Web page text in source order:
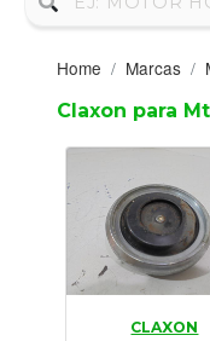
Nuevo
Neumáticos
Campa
Motores
Nuevos
Motores
Home Marcas
Claxon para
CLAXON